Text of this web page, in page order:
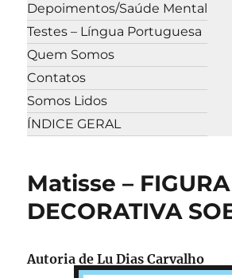
Depoimentos/Saúde Mental
Testes – Língua Portuguesa
Quem Somos
Contatos
Somos Lidos
ÍNDICE GERAL
Matisse – FIGURA
DECORATIVA
Autoria de Lu Dias Carvalho